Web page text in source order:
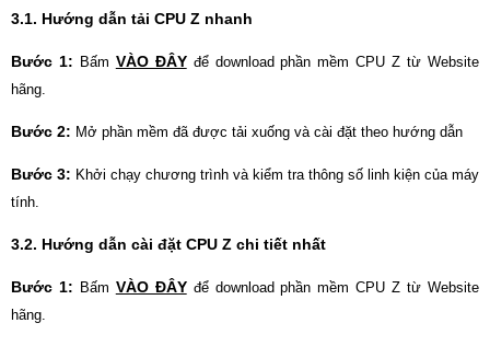
3.1. Hướng dẫn tải CPU Z nhanh
Bước 1: Bấm VÀO ĐÂY để download phần mềm CPU Z từ Website
hãng.
Bước 2: Mở phần mềm đã được tải xuống và cài đặt theo hướng dẫn
Bước 3: Khởi chạy chương trình và kiểm tra thông số linh kiện của máy
tính.
3.2. Hướng dẫn cài đặt CPU Z chi tiết nhất
Bước 1: Bấm VÀO ĐÂYđể download phần mềm CPU Z từ Website
hãng.